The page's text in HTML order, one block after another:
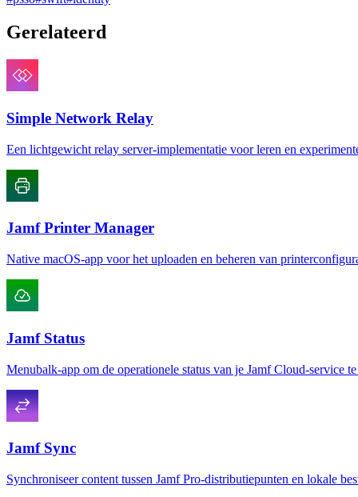
Gerelateerd
Simple Network Relay
Een lichtgewicht relay server-implementatie voor leren en
Jamf Printer Manager
Native macOS-app voor het uploaden en beheren van
Jamf Status
Menubalk-app om de operationele status van je Jamf Cloud-service
Jamf Sync
Synchroniseer content tussen Jamf Pro-distributiepunten en lokale